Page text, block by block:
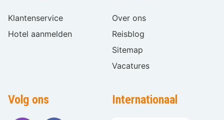
Klantenservice
Hotel aanmelden
Over ons
Reisblog
Sitemap
Vacatures
Volg ons Internationaal